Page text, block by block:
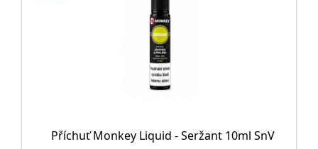
Příchuť Monkey Liquid - Seržant 10ml SnV